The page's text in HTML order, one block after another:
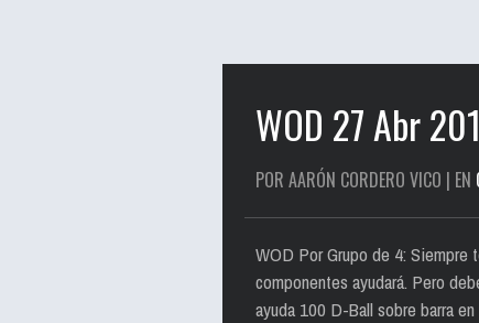
WOD 27 Abr
POR AARÓN CORDERO VICO | EN
WOD Por Grupo de 4: Siempre
componentes ayudará. Pero
ayuda 100 D-Ball sobre barra